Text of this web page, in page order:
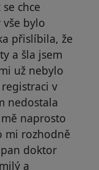
chce
bylo
přislíbila, že
a šla jsem
už nebylo
v
nedostala
naprosto
mi rozhodně
doktor
a